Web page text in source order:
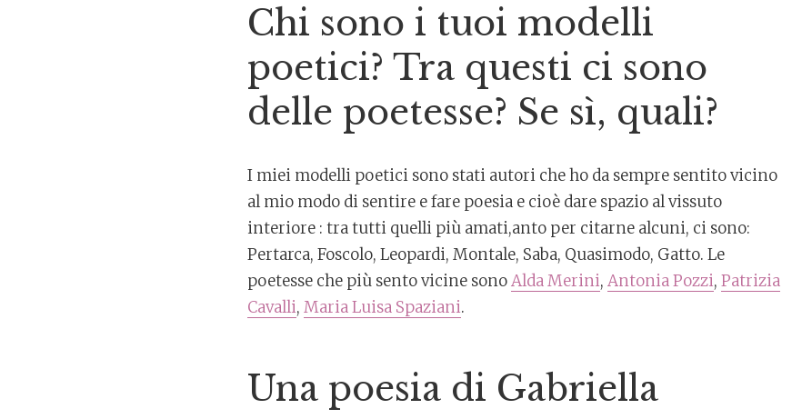
Chi sono i tuoi modelli
poetici? Tra questi ci sono
delle poetesse? Se sì, quali?
I miei modelli poetici sono stati autori che ho da sempre sentito vicino
al mio modo di sentire e fare poesia e cioè dare spazio al vissuto
interiore : tra tutti quelli più amati,anto per citarne alcuni, ci sono:
Pertarca, Foscolo, Leopardi, Montale, Saba, Quasimodo, Gatto. Le
poetesse che più sento vicine sonoAlda Merini, Antonia Pozzi, Patrizia
Cavalli, Maria Luisa Spaziani.
Una poesia di Gabriella